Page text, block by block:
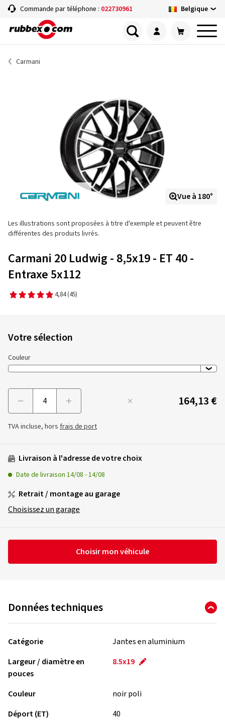
Commande par téléphone : 022730961 Belgique
Carmani
Vue à 180°
Les illustrations sont proposées à titre d'exemple et peuvent être
différentes des produits livrés.
Carmani 20 Ludwig - 8,5x19 - ET 40 -
Entraxe 5x112
4,84 (45)
Votre sélection
Couleur
164,13 €
TVA incluse, hors frais de port
Livraison à l'adresse de votre choix
Date de livraison 14/08 -14/08
Retrait / montage au garage
Choisissez un garage
Choisir mon véhicule
Données techniques
Catégorie
Jantes en aluminium
Largeur / diamètre en
pouces
8.5x19
Couleur
noir poli
Déport (ET)
40